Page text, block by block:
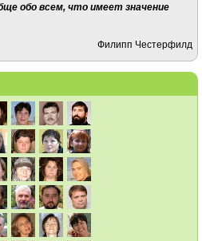
обо всем, что имеет значение
Филипп Честерфилд